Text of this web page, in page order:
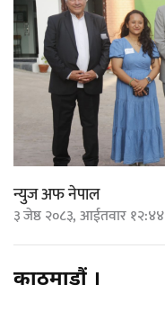
न्युज अफ नेपाल
३ जेष्ठ २०८३, आईतवार १२:४४
काठमाडौं ।